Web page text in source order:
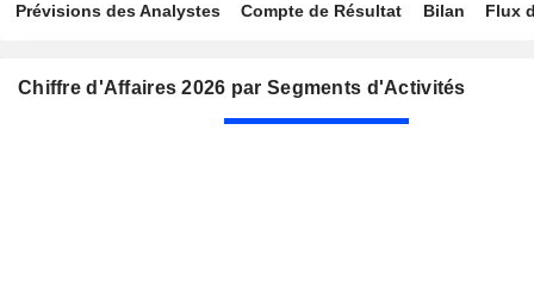
Prévisions des Analystes Compte de Résultat Bilan Flux
Chiffre d'Affaires 2026 par Segments d'Activités